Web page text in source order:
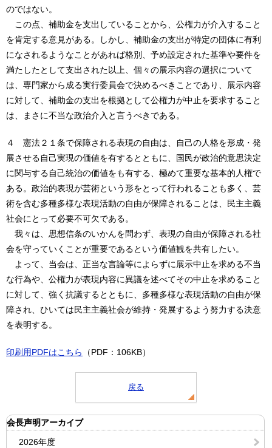
のではない。
この点、補助金を支出していることから、公権力が介入すること
を肯定する意見がある。しかし、補助金の支出が特定の団体に有利
になされるようなことがあれば格別、予め設定された基準や要件を
満たしたとして支出された以上、個々の展示内容の選択について
は、専門家から成る実行委員会で決めるべきことであり、展示内容
に対して、補助金の支出を根拠として公権力が中止を要求すること
は、まさに不当な政治介入と言うべきである。
４ 憲法２１条で保障される表現の自由は、自己の人格を形成・発
展させる自己実現の価値を有するとともに、国民が政治的意思決定
に関与する自己統治の価値をも有する、極めて重要な基本的人権で
ある。政治的表現が芸術という形をとって行われることも多く、芸
術を含む多種多様な表現活動の自由が保障されることは、民主主義
社会にとって必要不可欠である。
我々は、思想信条のいかんを問わず、表現の自由が保障される社
会を守っていくことが重要であるという価値観を共有したい。
よって、当会は、正当な言論等によらずに展示中止を求める不当
な行為や、公権力が表現内容に異議を述べてその中止を求めること
に対して、強く抗議するとともに、多種多様な表現活動の自由が保
障され、ひいては民主主義社会が維持・発展するよう努力する決意
を表明する。
印刷用PDFはこちら （PDF：106KB）
戻る
会長声明アーカイブ
2026年度